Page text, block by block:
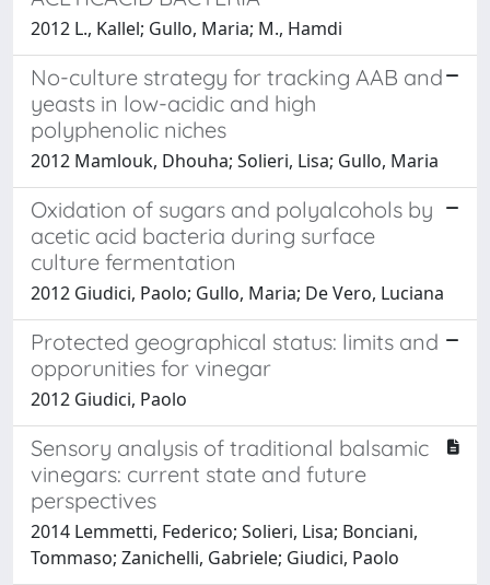
2012 L., Kallel; Gullo, Maria; M., Hamdi
No-culture strategy for tracking AAB and
yeasts in low-acidic and high
polyphenolic niches
2012 Mamlouk, Dhouha; Solieri, Lisa; Gullo, Maria
Oxidation of sugars and polyalcohols by
acetic acid bacteria during surface
culture fermentation
2012 Giudici, Paolo; Gullo, Maria; De Vero, Luciana
Protected geographical status: limits and
opporunities for vinegar
2012 Giudici, Paolo
Sensory analysis of traditional balsamic
vinegars: current state and future
perspectives
2014 Lemmetti, Federico; Solieri, Lisa; Bonciani,
Tommaso; Zanichelli, Gabriele; Giudici, Paolo